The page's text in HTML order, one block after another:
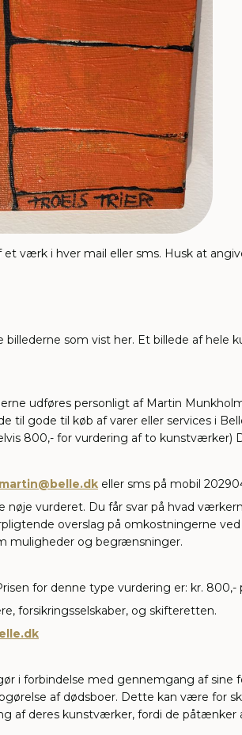
værk i hver mail eller sms. Husk at
som vist her. Et billede af hele
udføres personligt af Martin
gode til køb af varer eller services i
800,- for vurdering af to kunstværker)
martin@belle.dk eller sms på mobil
vurderet. Du får svar på hvad
overslag på omkostningerne
muligheder og begrænsninger.
for denne type vurdering er: kr.
forsikringsselskaber, og skifteretten.
i forbindelse med gennemgang af
af dødsboer. Dette kan være for
af deres kunstværker, fordi de